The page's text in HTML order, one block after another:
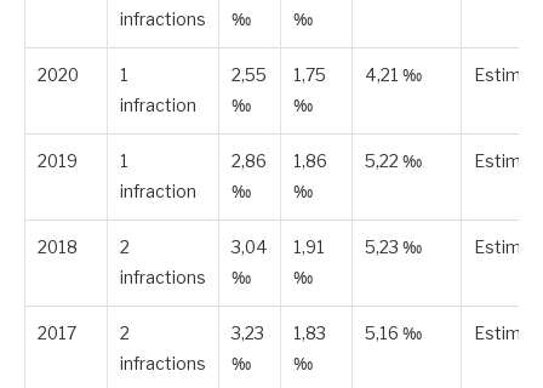
infractions
‰
‰
2020
1
infraction
2,55
‰
1,75
‰
4,21 ‰ Estimée
2019
1
infraction
2,86
‰
1,86
‰
5,22 ‰ Estimée
2018
2
infractions
3,04
‰
1,91
‰
5,23 ‰ Estimée
2017
2
infractions
3,23
‰
1,83
‰
5,16 ‰ Estimée